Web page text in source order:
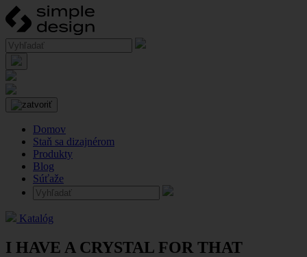
Domov
Staň sa dizajnérom
Produkty
Blog
Súťaže
Katalóg
I HAVE A CRYSTAL FOR THAT